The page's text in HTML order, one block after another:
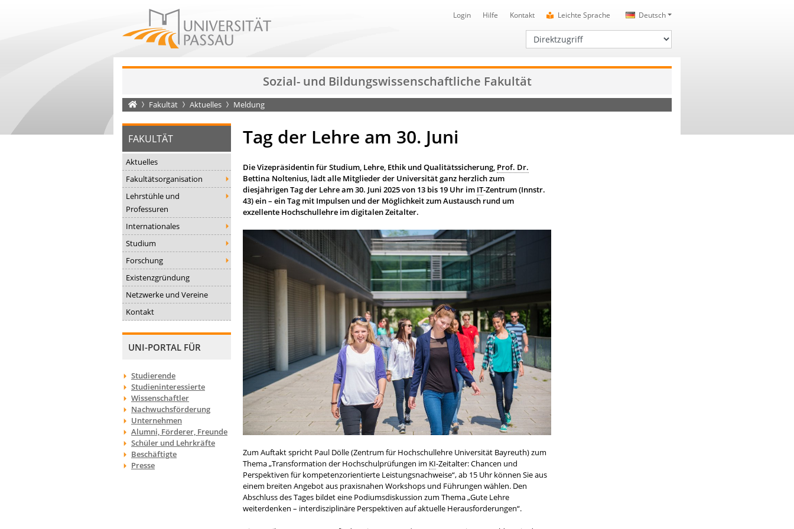
Deutsch
Login Hilfe Kontakt Leichte Sprache
Direktzugriff
Sozial- und Bildungswissenschaftliche Fakultät
Startseite
Fakultät Aktuelles Meldung
FAKULTÄT
Aktuelles
Fakultätsorganisation
Lehrstühle und
Professuren
Internationales
Studium
Forschung
Existenzgründung
Netzwerke und Vereine
Kontakt
UNI-PORTAL FÜR
Studierende
Studieninteressierte
Wissenschaftler
Nachwuchsförderung
Unternehmen
Alumni, Förderer, Freunde
Schüler und Lehrkräfte
Beschäftigte
Presse
Tag der Lehre am 30. Juni
Die Vizepräsidentin für Studium, Lehre, Ethik und Qualitätssicherung, Prof. Dr.
Bettina Noltenius, lädt alle Mitglieder der Universität ganz herzlich zum
diesjährigen Tag der Lehre am 30. Juni 2025 von 13 bis 19 Uhr im IT-Zentrum (Innstr.
43) ein – ein Tag mit Impulsen und der Möglichkeit zum Austausch rund um
exzellente Hochschullehre im digitalen Zeitalter.
Zum Auftakt spricht Paul Dölle (Zentrum für Hochschullehre Universität Bayreuth) zum
Thema „Transformation der Hochschulprüfungen im KI-Zeitalter: Chancen und
Perspektiven für kompetenzorientierte Leistungsnachweise“, ab 15 Uhr können Sie aus
einem breiten Angebot aus praxisnahen Workshops und Führungen wählen. Den
Abschluss des Tages bildet eine Podiumsdiskussion zum Thema „Gute Lehre
weiterdenken – interdisziplinäre Perspektiven auf aktuelle Herausforderungen“.